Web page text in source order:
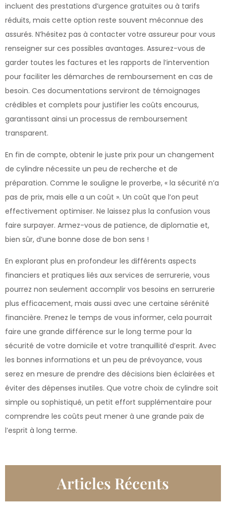
incluent des prestations d’urgence gratuites ou à tarifs
réduits, mais cette option reste souvent méconnue des
assurés. N’hésitez pas à contacter votre assureur pour vous
renseigner sur ces possibles avantages. Assurez-vous de
garder toutes les factures et les rapports de l’intervention
pour faciliter les démarches de remboursement en cas de
besoin. Ces documentations serviront de témoignages
crédibles et complets pour justifier les coûts encourus,
garantissant ainsi un processus de remboursement
transparent.
En fin de compte, obtenir le juste prix pour un changement
de cylindre nécessite un peu de recherche et de
préparation. Comme le souligne le proverbe, « la sécurité n’a
pas de prix, mais elle a un coût ». Un coût que l’on peut
effectivement optimiser. Ne laissez plus la confusion vous
faire surpayer. Armez-vous de patience, de diplomatie et,
bien sûr, d’une bonne dose de bon sens !
En explorant plus en profondeur les différents aspects
financiers et pratiques liés aux services de serrurerie, vous
pourrez non seulement accomplir vos besoins en serrurerie
plus efficacement, mais aussi avec une certaine sérénité
financière. Prenez le temps de vous informer, cela pourrait
faire une grande différence sur le long terme pour la
sécurité de votre domicile et votre tranquillité d’esprit. Avec
les bonnes informations et un peu de prévoyance, vous
serez en mesure de prendre des décisions bien éclairées et
éviter des dépenses inutiles. Que votre choix de cylindre soit
simple ou sophistiqué, un petit effort supplémentaire pour
comprendre les coûts peut mener à une grande paix de
l’esprit à long terme.
Articles Récents